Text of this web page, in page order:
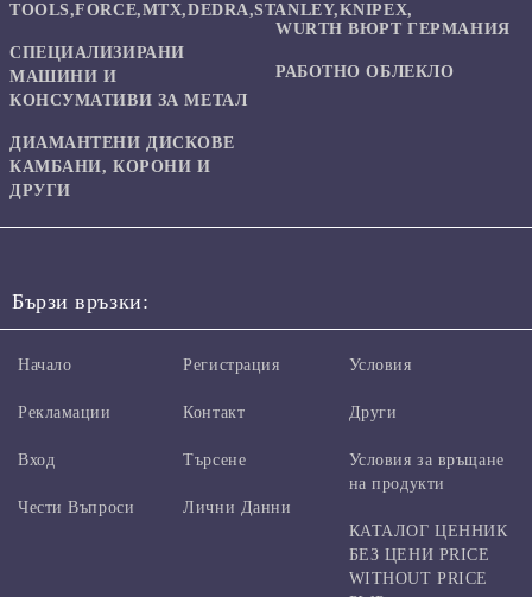
TOOLS,FORCE,MTX,DEDRA,STANLEY,KNIPEX,
СПЕЦИАЛИЗИРАНИ
МАШИНИ И
КОНСУМАТИВИ ЗА МЕТАЛ
ДИАМАНТЕНИ ДИСКОВЕ
КАМБАНИ, КОРОНИ И
ДРУГИ
WURTH ВЮРТ ГЕРМАНИЯ
РАБОТНО ОБЛЕКЛО
Бързи връзки:
Начало
Рекламации
Вход
Чести Въпроси
Регистрация
Контакт
Търсене
Лични Данни
Условия
Други
Условия за връщане
на продукти
КАТАЛОГ ЦЕННИК
БЕЗ ЦЕНИ PRICE
WITHOUT PRICE